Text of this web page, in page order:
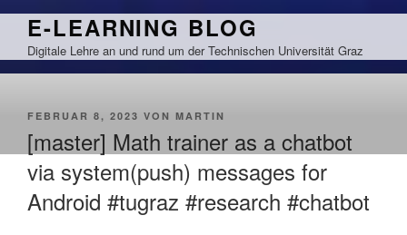
Zum
springen
E-LEARNING BLOG
Digitale Lehre an und rund um der Technischen Universität Graz
VERÖFFENTLICHT
FEBRUAR 8, 2023 VON MARTIN
[master] Math trainer as a chatbot
via system(push) messages for
Android #tugraz #research #chatbot